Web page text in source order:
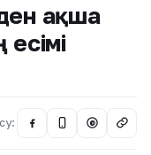
ақша
@